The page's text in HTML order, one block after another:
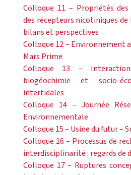
Colloque 11 – Propriétés
des récepteurs nicotiniques de
bilans et perspectives
Colloque 12 – Environnement
Mars Prime
Colloque 13 –
biogéochimie et socio-
intertidales
Colloque 14 – Journée
Environnementale
Colloque 15 – Usine du futur –
Colloque 16 – Processus de
interdisciplinarité : regards
Colloque 17 – Ruptures